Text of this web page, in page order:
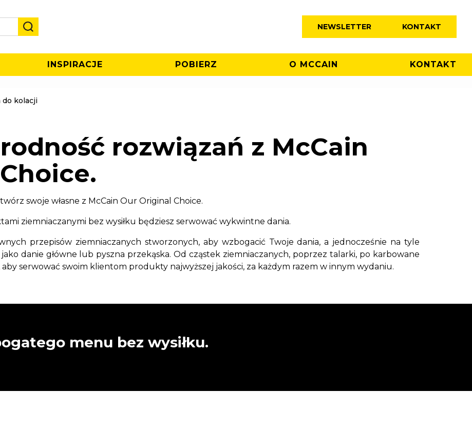
NEWSLETTER KONTAKT
INSPIRACJE POBIERZ O MCCAIN KONTAKT
do kolacji
rozwiązań z McCain
swoje własne z McCain Our Original Choice.
ziemniaczanymi bez wysiłku będziesz serwować wykwintne dania.
przepisów ziemniaczanych stworzonych, aby wzbogacić Twoje dania, a jednocześnie na tyle
danie główne lub pyszna przekąska. Od cząstek ziemniaczanych, poprzez talarki, po karbowane
serwować swoim klientom produkty najwyższej jakości, za każdym razem w innym wydaniu.
menu bez wysiłku.